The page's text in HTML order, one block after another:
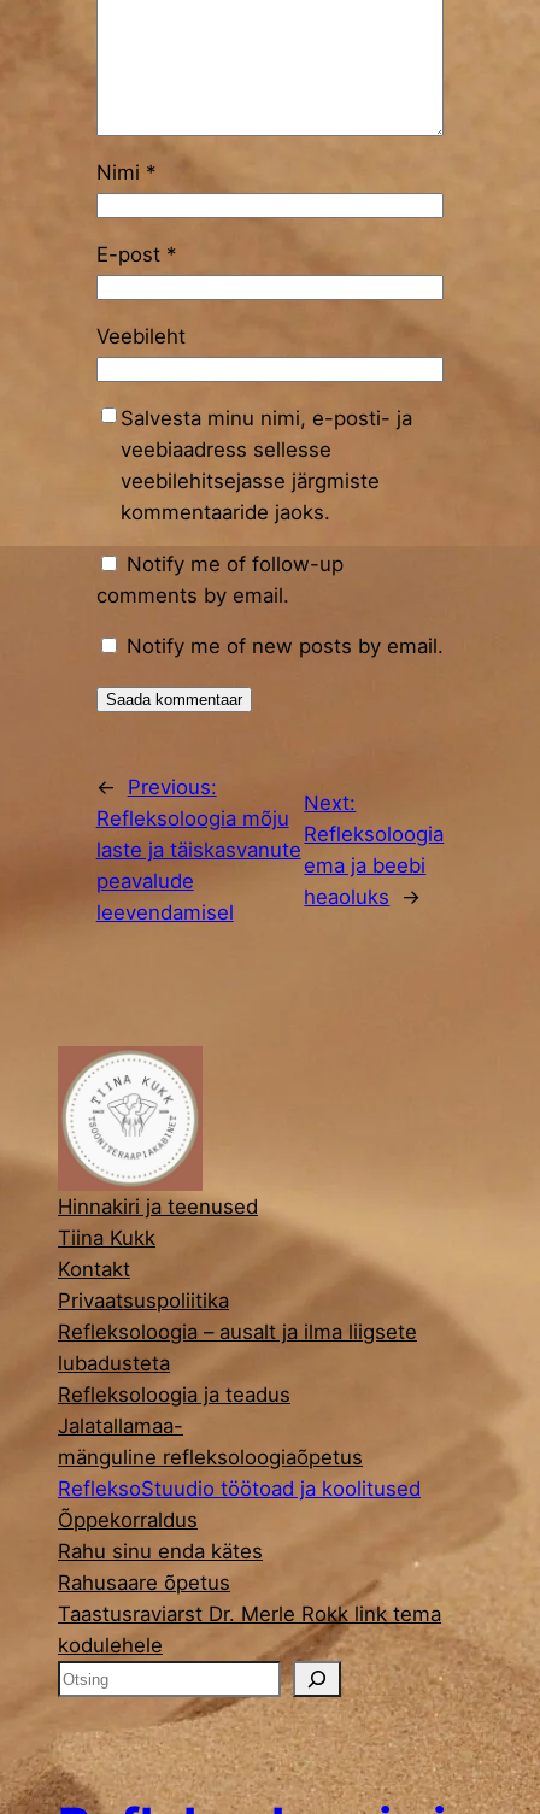
Nimi *
E-post *
Veebileht
Salvesta minu nimi, e-posti- ja
veebiaadress sellesse
veebilehitsejasse järgmiste
kommentaaride jaoks.
Notify me of follow-up
comments by email.
Notify me of new posts by email.
←
Previous:
Refleksoloogia mõju
laste ja täiskasvanute
peavalude
leevendamisel
Next:
Refleksoloogia
ema ja beebi
heaoluks
→
Hinnakiri ja teenused
Tiina Kukk
Kontakt
Privaatsuspoliitika
Refleksoloogia – ausalt ja ilma liigsete
lubadusteta
Refleksoloogia ja teadus
Jalatallamaa-
mänguline refleksoloogiaõpetus
RefleksoStuudio töötoad ja koolitused
Õppekorraldus
Rahu sinu enda kätes
Rahusaare õpetus
Taastusraviarst Dr. Merle Rokk link tema
kodulehele
O
s
i
n